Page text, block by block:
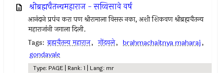
श्रीब्रह्मचैतन्यमहाराज - सव्विसावे वर्ष
आनंदाने प्रपंच करा पण श्रीरामाला विसरू नका, अशी शिकवण श्रीब्रह्मचैतन्य
महाराजांनी जगाला दिली.
Tags: ब्रह्मचैतन्य महाराज, गोंदवले, brahmachaitnya maharaj,
gondavale
Type: PAGE | Rank: 1 | Lang: mr